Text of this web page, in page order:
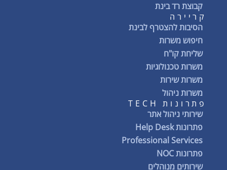
קבוצת רד בינת
קריירה
הסיבות להצטרף לבינת
חיפוש משרות
שליחת קו"ח
משרות טכנולוגיות
משרות שירות
משרות ניהול
פתרונות TECH
שירותי ניהול אתר
פתרונות Help Desk
Professional Services
פתרונות NOC
שירותים מנוהלים